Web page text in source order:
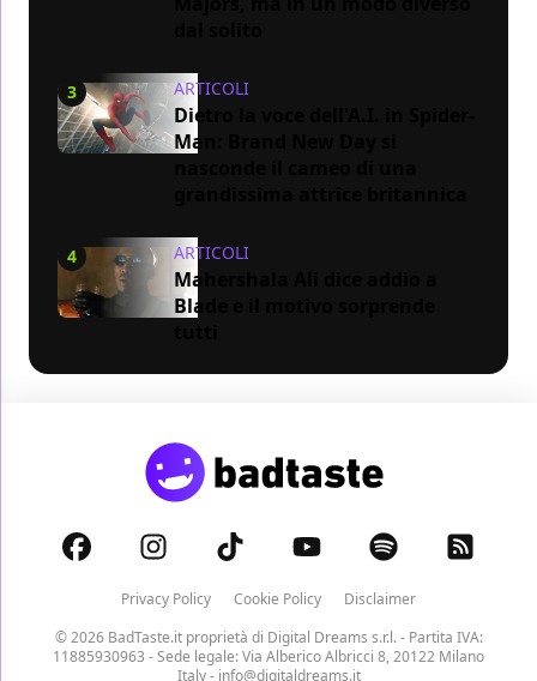
3 ARTICOLI
Dietro la voce dell'A.I. in Spider-
Man: Brand New Day si
4 ARTICOLI
Mahershala Ali dice addio a
Blade e il motivo sorprende
Privacy Policy Cookie Policy
Disclaimer
© 2026 BadTaste.it proprietà di Digital Dreams s.r.l.- Partita IVA:
11885930963 - Sede legale: Via Alberico Albricci 8, 20122 Milano
Italy - info@digitaldreams.it